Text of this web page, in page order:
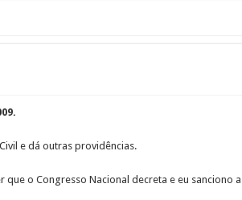
e dá outras providências.
que o Congresso Nacional decreta e eu sanciono